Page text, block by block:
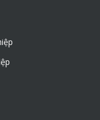
nhiều lần
khoảng 70%
trả
toán